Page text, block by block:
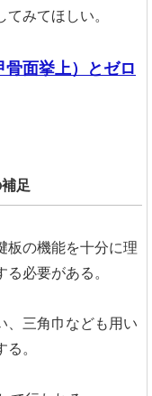
みてほしい。
面挙上）とゼロ
足
板の機能を十分に理
必要がある。
、三角巾なども用い
。